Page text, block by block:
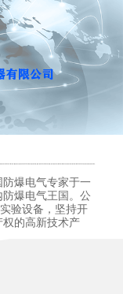
爆电气专家于一
爆电气王国。公
验设备，坚持开
的高新技术产